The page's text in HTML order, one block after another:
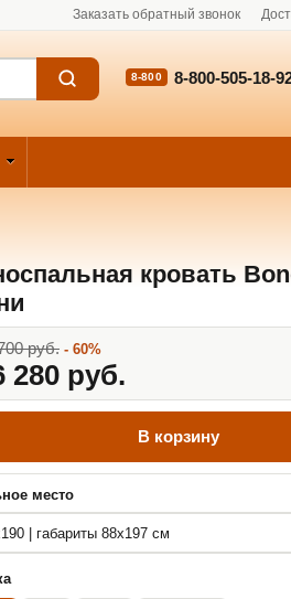
Заказать обратный звонок
8-800 8-800-505-18-
кровать
руб. - 60%
280 руб.
В корзину
место